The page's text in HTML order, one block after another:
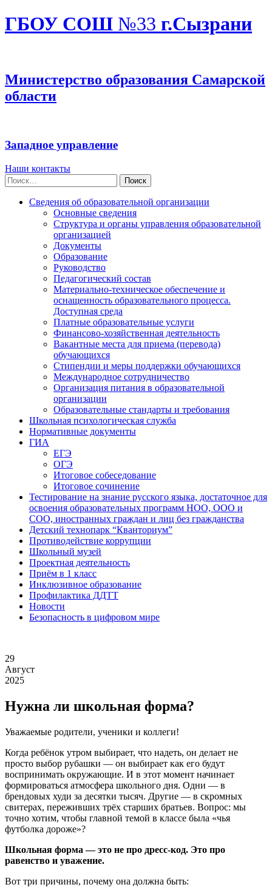
ГБОУ СОШ №33 г.Сызрани
Министерство образования Самарской
области
Западное управление
Наши контакты
Найти:
Сведения об образовательной организации
Основные сведения
Структура и органы управления образовательной
организацией
Документы
Образование
Руководство
Педагогический состав
Материально-техническое обеспечение и
оснащенность образовательного процесса.
Доступная среда
Платные образовательные услуги
Финансово-хозяйственная деятельность
Вакантные места для приема (перевода)
обучающихся
Стипендии и меры поддержки обучающихся
Международное сотрудничество
Организация питания в образовательной
организации
Образовательные стандарты и требования
Школьная психологическая служба
Нормативные документы
ГИА
ЕГЭ
ОГЭ
Итоговое собеседование
Итоговое сочинение
Тестирование на знание русского языка, достаточное для
освоения образовательных программ НОО, ООО и
СОО, иностранных граждан и лиц без гражданства
Детский технопарк “Кванториум”
Противодействие коррупции
Школьный музей
Проектная деятельность
Приём в 1 класс
Инклюзивное образование
Профилактика ДДТТ
Новости
Безопасность в цифровом мире
29
Август
2025
Нужна ли школьная форма?
Уважаемые родители, ученики и коллеги!
Когда ребёнок утром выбирает, что надеть, он делает не
просто выбор рубашки — он выбирает как его будут
воспринимать окружающие. И в этот момент начинает
формироваться атмосфера школьного дня. Одни — в
брендовых худи за десятки тысяч. Другие — в скромных
свитерах, переживших трёх старших братьев. Вопрос: мы
точно хотим, чтобы главной темой в классе была «чья
футболка дороже»?
Школьная форма — это не про дресс-код. Это про
равенство и уважение.
Вот три причины, почему она должна быть: